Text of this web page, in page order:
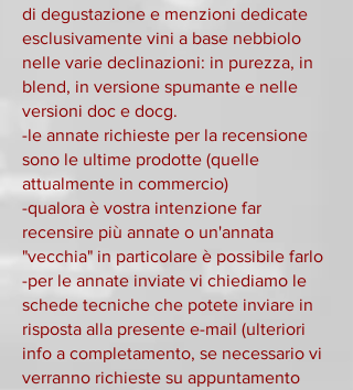
di degustazione e menzioni dedicate
esclusivamente vini a base nebbiolo
nelle varie declinazioni: in purezza, in
blend, in versione spumante e nelle
versioni doc e docg.
-le annate richieste per la recensione
sono le ultime prodotte (quelle
attualmente in commercio)
-qualora è vostra intenzione far
recensire più annate o un'annata
"vecchia" in particolare è possibile farlo
-per le annate inviate vi chiediamo le
schede tecniche che potete inviare in
risposta alla presente e-mail (ulteriori
info a completamento, se necessario vi
verranno richieste su appuntamento